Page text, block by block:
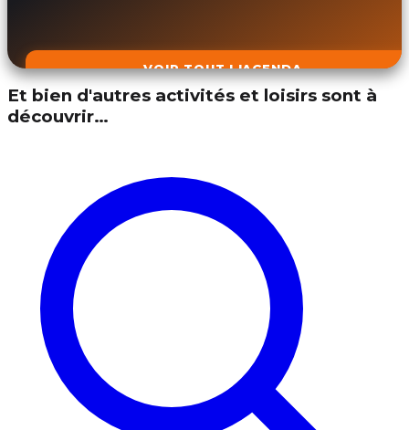
VOIR TOUT L'AGENDA
Et bien d'autres activités et loisirs sont à
découvrir…